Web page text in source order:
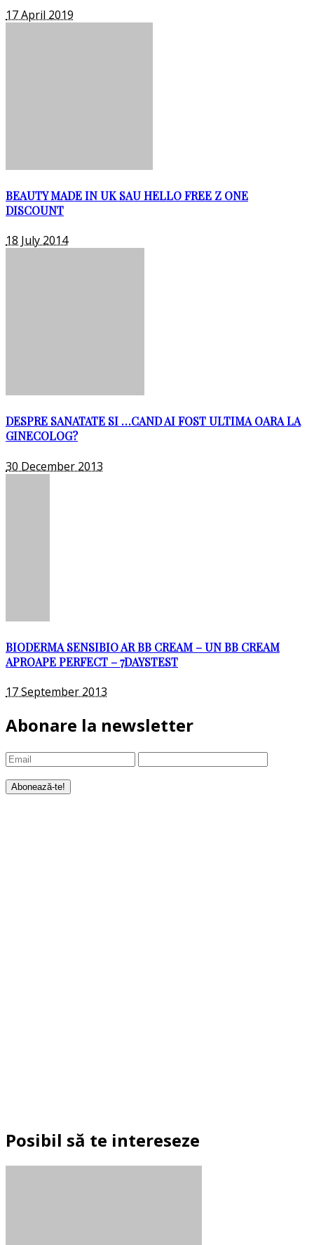
17 April 2019
BEAUTY MADE IN UK SAU HELLO FREE Z ONE
DISCOUNT
18 July 2014
DESPRE SANATATE SI …CAND AI FOST ULTIMA OARA LA
GINECOLOG?
30 December 2013
BIODERMA SENSIBIO AR BB CREAM – UN BB CREAM
APROAPE PERFECT – 7DAYSTEST
17 September 2013
Abonare la newsletter
Posibil să te intereseze